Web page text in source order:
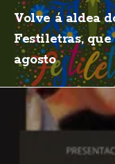
Volve á aldea
Festiletras, que
agosto